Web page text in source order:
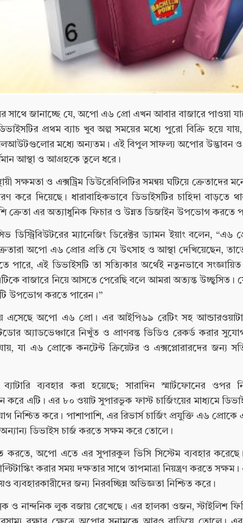
সাথে জানাচ্ছে যে, অপো এ৬ প্রো এখন আবার বাজারে পাওয়া
প্রথম ব্যাচ খুব অল্প সময়ের মধ্যে পুরো বিক্রি হয়ে যায়,
সেলআউটগুলোর মধ্যে অন্যতম। এই বিপুল সাফল্য অপোর উদ্ভাবন
আস্থা ও আগ্রহকে তুলে ধরে।
সক্ষমতা ও এক্সট্রিম ডিউরেবিলিটির সমন্বয় ঘটিয়ে ক্রেতাদের
করে দিয়েছে। ধারাবাহিকভাবে ডিভাইসটির চাহিদা
ক্রেতা এর অত্যাধুনিক ফিচার ও উন্নত ডিজাইন উপভোগ করতে
ম্যানেজিং ডিরেক্টর ড্যামন ইয়াং বলেন, “এ৬
অপো এ৬ প্রোর প্রতি যে উৎসাহ ও আস্থা দেখিয়েছেন,
পারে, এই ডিভাইসটি তা সত্যিকার অর্থেই নতুনভাবে
বাজারে নিয়ে আসতে পেরেছি বলে আমরা অত্যন্ত উচ্ছ্বসিত।
উপভোগ করতে পারেন।”
এসেছে অপো এ৬ প্রো। এর আইপি৬৯ রেটিং সহ
অ্যাডভেঞ্চারে নিখুঁত ও প্রাণবন্ত ভিডিও রেকর্ড করার
যা এ৬ প্রোকে কনটেন্ট ক্রিয়েটর ও এক্সপ্লোরারদের জন্য
ব্যবহার করা হয়েছে; সারাদিন স্মার্টফোনের ওপর
করে এটি। এর ৮০ ওয়াট সুপারভুক ফাস্ট চার্জিংয়ের মাধ্যমে
নিশ্চিত করে। পাশাপাশি, এর রিভার্স চার্জিং প্রযুক্তি এ৬
ডিভাইস চার্জ করতে সক্ষম করে তোলে।
করতে, অপো এতে এর সুপারকুল ভিসি সিস্টেম ব্যবহার
করার সময় দক্ষতার সাথে তাপমাত্রা নিয়ন্ত্রণ করতে
ব্যবহারকারীদের জন্য নিরবচ্ছিন্ন অভিজ্ঞতা নিশ্চিত করে।
নান্দনিক লুক বজায় রেখেছে। এর হালকা ওজন, স্টাইলিশ